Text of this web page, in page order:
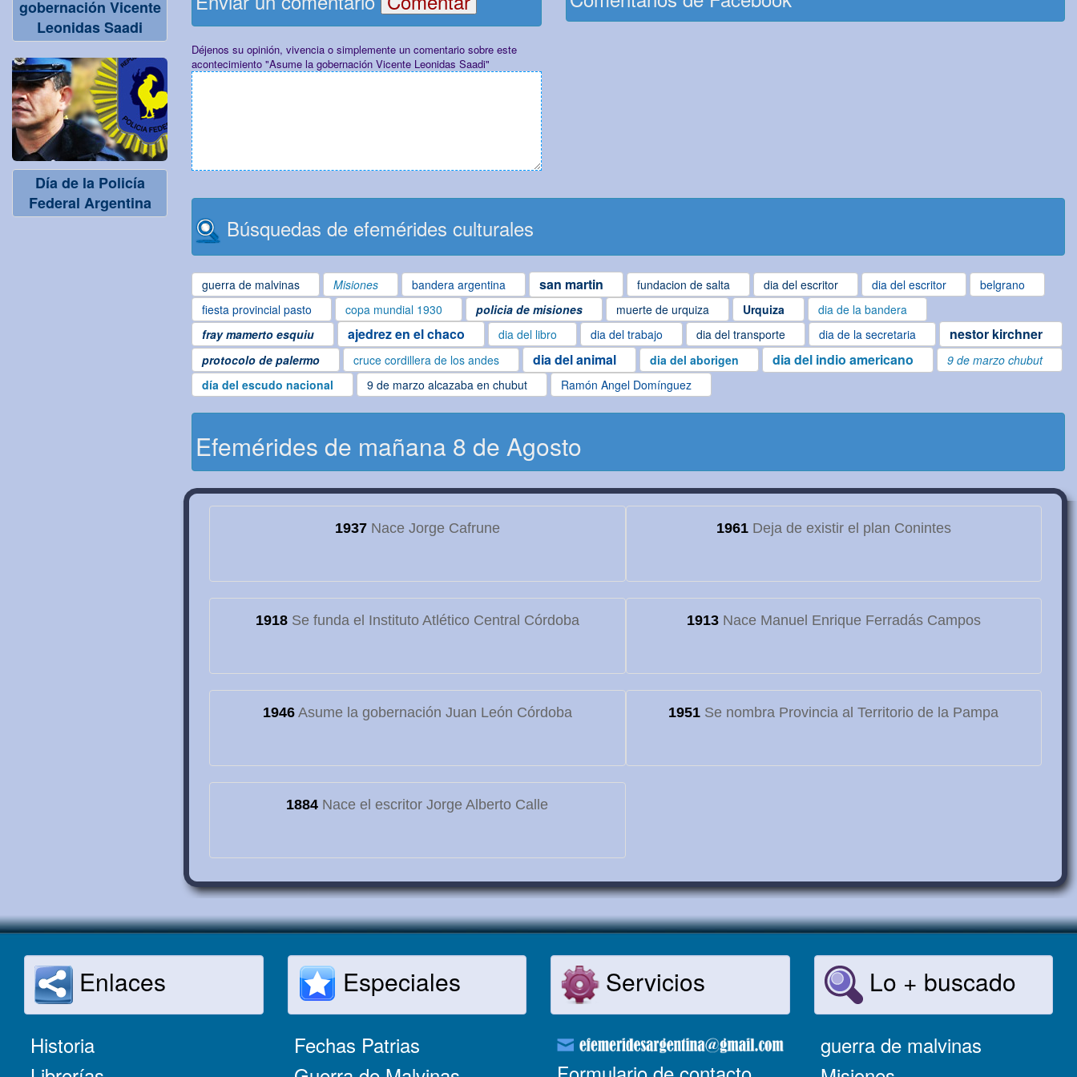
gobernación Vicente
Leonidas Saadi
Día de la Policía
Federal Argentina
Déjenos su opinión, vivencia o simplemente un comentario sobre este
acontecimiento "Asume la gobernación Vicente Leonidas Saadi"
Búsquedas de efemérides culturales
guerra de malvinas Misiones bandera argentina san martin fundacion de salta dia del escritor dia del escritor
belgrano
fiesta provincial pasto
copa mundial 1930 policia de misiones muerte de urquiza Urquiza
dia de la bandera
fray mamerto esquiu
ajedrez en el chaco dia del libro dia del trabajo dia del transporte dia de la secretaria nestor kirchner
protocolo de palermo cruce cordillera de los andes dia del animal dia del aborigen dia del indio americano
9 de marzo chubut
día del escudo nacional
9 de marzo alcazaba en chubut Ramón Angel Domínguez
Efemérides de mañana 8 de Agosto
1937Nace Jorge Cafrune 1961Deja de existir el plan Conintes
1918Se funda el Instituto Atlético Central Córdoba 1913Nace Manuel Enrique Ferradás Campos
1946Asume la gobernación Juan León Córdoba 1951 Se nombra Provincia al Territorio de la Pampa
1884 Nace el escritor Jorge Alberto Calle
Enlaces
Historia
Especiales
Fechas Patrias
Servicios Lo + buscado
guerra de malvinas